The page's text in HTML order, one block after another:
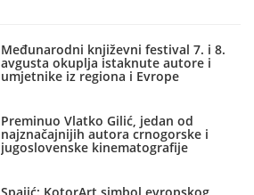
Međunarodni književni festival 7. i 8.
avgusta okuplja istaknute autore i
umjetnike iz regiona i Evrope
Preminuo Vlatko Gilić, jedan od
najznačajnijih autora crnogorske i
jugoslovenske kinematografije